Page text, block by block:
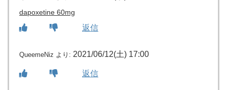
dapoxetine 60mg
返信
QueemeNiz より: 2021/06/12(土) 17:00
返信